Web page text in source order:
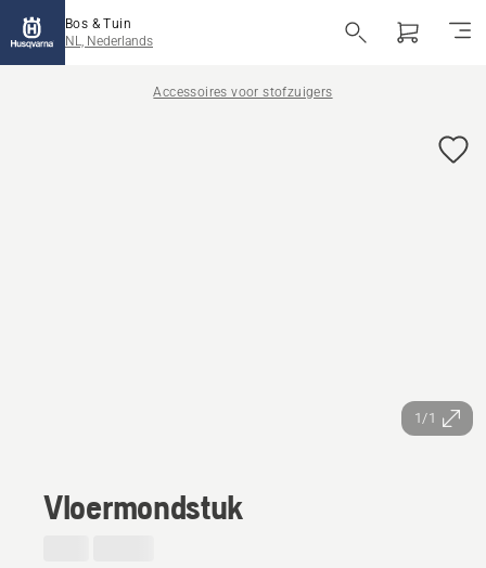
Bos & Tuin
NL, Nederlands
Accessoires voor stofzuigers
1/1
Vloermondstuk